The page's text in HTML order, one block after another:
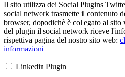
Il sito utilizza dei Social Plugins
social network trasmette il contenuto
browser, dopodichè è collegato al
del plugin il social network riceve
rispettiva pagina del nostro sito web:
informazioni.
Linkedin Plugin